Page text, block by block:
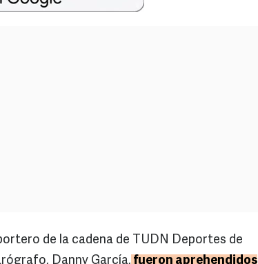
de la cadena de TUDN Deportes de
Danny García, fueron aprehendidos